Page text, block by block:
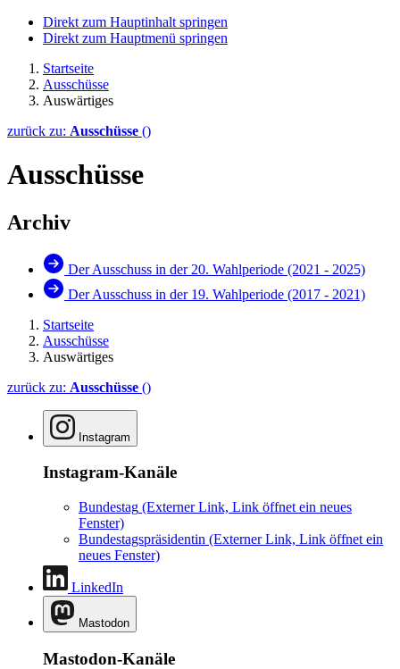
Direkt zum Hauptinhalt springen
Direkt zum Hauptmenü springen
Startseite
Ausschüsse
Auswärtiges
zurück zu: Ausschüsse ()
Ausschüsse
Archiv
Der Ausschuss in der 20. Wahlperiode (2021 - 2025)
Der Ausschuss in der 19. Wahlperiode (2017 - 2021)
Startseite
Ausschüsse
Auswärtiges
zurück zu: Ausschüsse ()
Instagram
Instagram-Kanäle
Bundestag (Externer Link, Link öffnet ein neues
Fenster)
Bundestagspräsidentin (Externer Link, Link öffnet ein
neues Fenster)
LinkedIn
Mastodon
Mastodon-Kanäle